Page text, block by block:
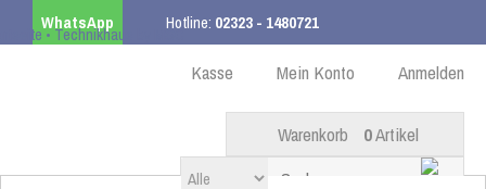
WhatsApp Hotline: 02323 - 1480721
ab 99,00 € innerhalb DE Anmelden
Mein Konto
Kasse
Warenkorb 0Artikel